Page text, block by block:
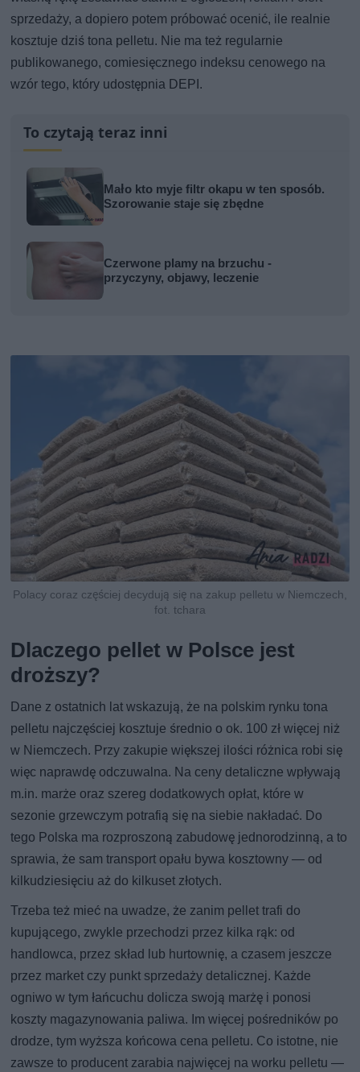
sprzedaży, a dopiero potem próbować ocenić, ile realnie
kosztuje dziś tona pelletu. Nie ma też regularnie
publikowanego, comiesięcznego indeksu cenowego na
wzór tego, który udostępnia DEPI.
To czytają teraz inni
Mało kto myje filtr okapu w ten sposób.
Szorowanie staje się zbędne
Czerwone plamy na brzuchu -
przyczyny, objawy, leczenie
Polacy coraz częściej decydują się na zakup pelletu w Niemczech,
fot. tchara
Dlaczego pellet w Polsce jest
droższy?
Dane z ostatnich lat wskazują, że na polskim rynku tona
pelletu najczęściej kosztuje średnio o ok. 100 zł więcej niż
w Niemczech. Przy zakupie większej ilości różnica robi się
więc naprawdę odczuwalna. Na ceny detaliczne wpływają
m.in. marże oraz szereg dodatkowych opłat, które w
sezonie grzewczym potrafią się na siebie nakładać. Do
tego Polska ma rozproszoną zabudowę jednorodzinną, a to
sprawia, że sam transport opału bywa kosztowny — od
kilkudziesięciu aż do kilkuset złotych.
Trzeba też mieć na uwadze, że zanim pellet trafi do
kupującego, zwykle przechodzi przez kilka rąk: od
handlowca, przez skład lub hurtownię, a czasem jeszcze
przez market czy punkt sprzedaży detalicznej. Każde
ogniwo w tym łańcuchu dolicza swoją marżę i ponosi
koszty magazynowania paliwa. Im więcej pośredników po
drodze, tym wyższa końcowa cena pelletu. Co istotne, nie
zawsze to producent zarabia najwięcej na worku pelletu —